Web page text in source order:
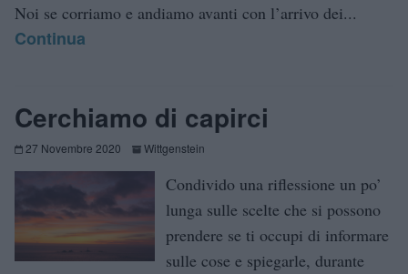
Noi se corriamo e andiamo avanti con l’arrivo dei...
Continua
Cerchiamo di capirci
27 Novembre 2020 Wittgenstein
Condivido una riflessione un po’
lunga sulle scelte che si possono
prendere se ti occupi di informare
sulle cose e spiegarle, durante